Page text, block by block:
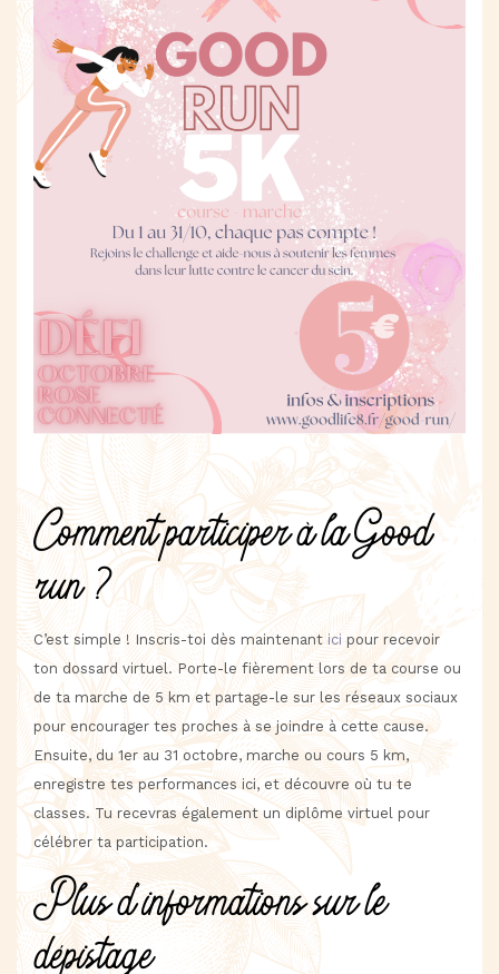
Comment participer à la Good
run ?
C’est simple ! Inscris-toi dès maintenantici pour recevoir
ton dossard virtuel. Porte-le fièrement lors de ta course ou
de ta marche de 5 km et partage-le sur les réseaux sociaux
pour encourager tes proches à se joindre à cette cause.
Ensuite, du 1er au 31 octobre, marche ou cours 5 km,
enregistre tes performances ici, et découvre où tu te
classes. Tu recevras également un diplôme virtuel pour
célébrer ta participation.
Plus d’informations sur le
dépistage